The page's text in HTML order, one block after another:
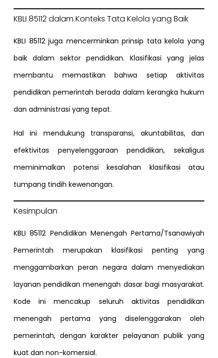
KBLI 85112 dalam Konteks Tata Kelola yang Baik
KBLI 85112 juga mencerminkan prinsip tata kelola yang
baik dalam sektor pendidikan. Klasifikasi yang jelas
membantu memastikan bahwa setiap aktivitas
pendidikan pemerintah berada dalam kerangka hukum
dan administrasi yang tepat.
Hal ini mendukung transparansi, akuntabilitas, dan
efektivitas penyelenggaraan pendidikan, sekaligus
meminimalkan potensi kesalahan klasifikasi atau
tumpang tindih kewenangan.
Kesimpulan
KBLI 85112 Pendidikan Menengah Pertama/Tsanawiyah
Pemerintah merupakan klasifikasi penting yang
menggambarkan peran negara dalam menyediakan
layanan pendidikan menengah dasar bagi masyarakat.
Kode ini mencakup seluruh aktivitas pendidikan
menengah pertama yang diselenggarakan oleh
pemerintah, dengan karakter pelayanan publik yang
kuat dan non-komersial.